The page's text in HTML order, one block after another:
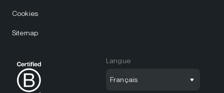
Cookies
Sitemap
Langue
Français